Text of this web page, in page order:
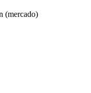
(mercado)